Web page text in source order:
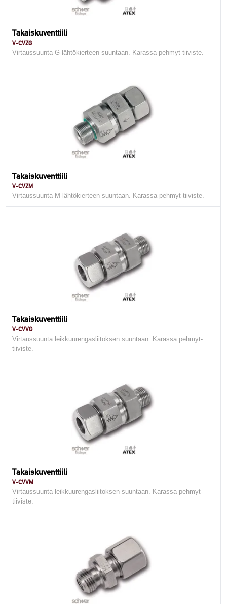
Takaiskuventtiili
V-CVZG
Virtaussuunta G-lähtökierteen suuntaan. Karassa pehmyt-tiiviste.
Takaiskuventtiili
V-CVZM
Virtaussuunta M-lähtökierteen suuntaan. Karassa pehmyt-tiiviste.
Takaiskuventtiili
V-CVVG
Virtaussuunta leikkuurengasliitoksen suuntaan. Karassa pehmyt-
tiiviste.
Takaiskuventtiili
V-CVVM
Virtaussuunta leikkuurengasliitoksen suuntaan. Karassa pehmyt-
tiiviste.